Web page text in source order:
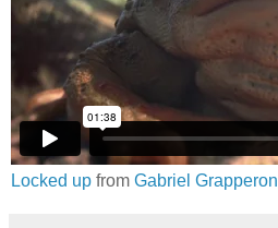
Locked up from Gabriel Grapperon